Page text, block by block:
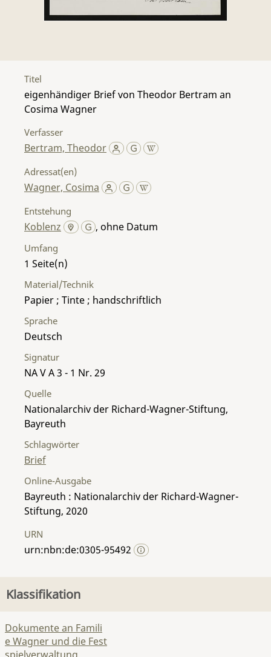
Titel
eigenhändiger Brief von Theodor Bertram an
Cosima Wagner
Verfasser
Bertram, Theodor
Adressat(en)
Wagner, Cosima
Entstehung
Koblenz , ohne Datum
Umfang
1
Material/Technik
Papier ; Tinte ; handschriftlich
Sprache
Deutsch
Signatur
NA V A 3 - 1 Nr. 29
Quelle
Nationalarchiv der Richard-Wagner-Stiftung,
Bayreuth
Schlagwörter
Brief
Online-Ausgabe
Bayreuth : Nationalarchiv der Richard-Wagner-
Stiftung, 2020
URN
urn:nbn:de:0305-95492
Klassifikation
Dokumente an Famili
e Wagner und die Fest